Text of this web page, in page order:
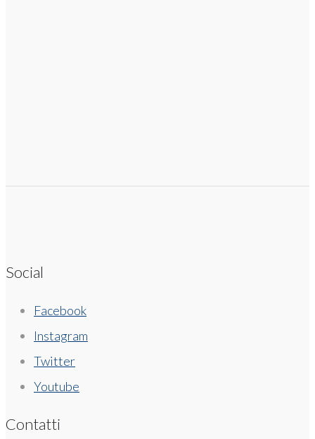
Social
Facebook
Instagram
Twitter
Youtube
Contatti